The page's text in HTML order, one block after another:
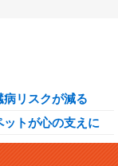
リスクが減る
トが心の支えに